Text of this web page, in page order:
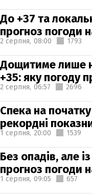
До +37 та
прогноз погоди
2 серпня, 08:00 1793
Дощитиме лише
+35: яку погоду
2 серпня, 06:57 2696
Спека на
рекордні
1 серпня, 20:00 1539
Без опадів, але
прогноз погоди
1 серпня, 09:05 657